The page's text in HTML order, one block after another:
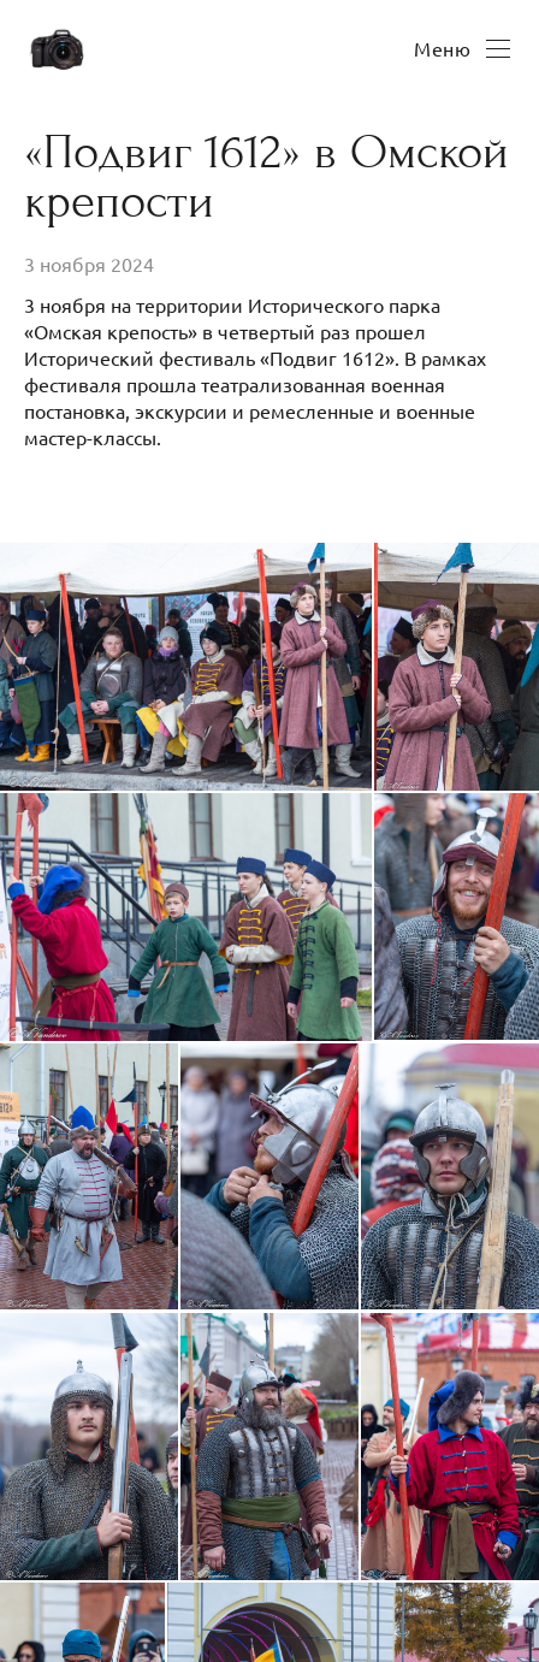
Меню
«Подвиг 1612» в Омской
крепости
3 ноября 2024
3 ноября на территории Исторического парка
«Омская крепость» в четвертый раз прошел
Исторический фестиваль «Подвиг 1612». В рамках
фестиваля прошла театрализованная военная
постановка, экскурсии и ремесленные и военные
мастер-классы.